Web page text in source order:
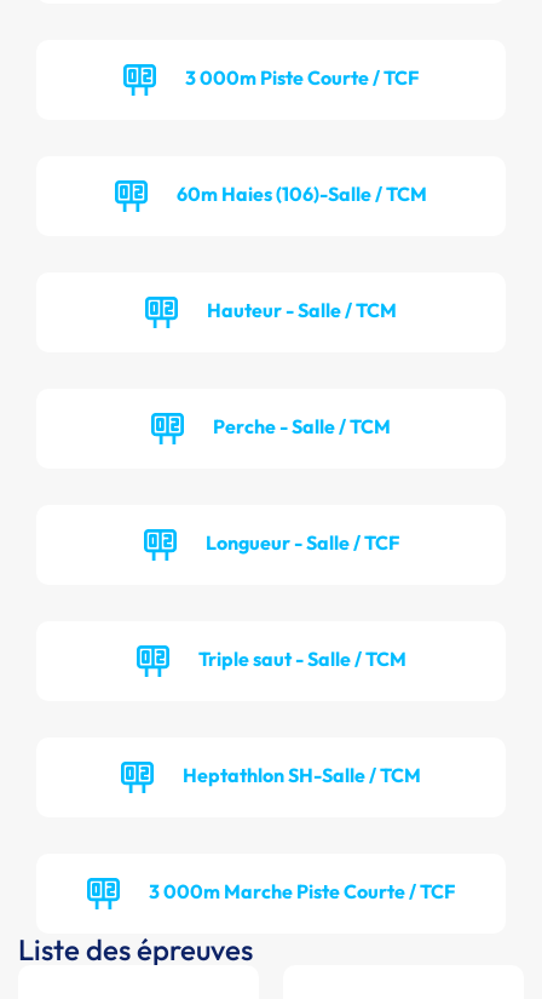
3 000m Piste Courte / TCF
60m Haies (106)-Salle / TCM
Hauteur - Salle / TCM
Perche - Salle / TCM
Longueur - Salle / TCF
Triple saut - Salle / TCM
Heptathlon SH-Salle / TCM
3 000m Marche Piste Courte / TCF
Liste des épreuves